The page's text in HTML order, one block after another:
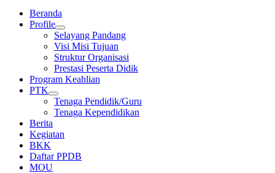
Beranda
Profile
Selayang Pandang
Visi Misi Tujuan
Struktur Organisasi
Prestasi Peserta Didik
Program Keahlian
PTK
Tenaga Pendidik/Guru
Tenaga Kependidikan
Berita
Kegiatan
BKK
Daftar PPDB
MOU